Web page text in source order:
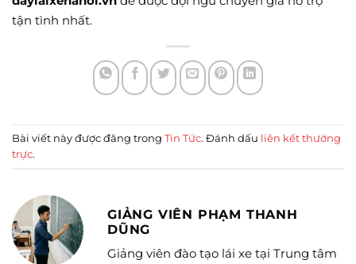
tận tình nhất.
Bài viết này được đăng trong Tin Tức. Đánh dấu liên kết thường
trực.
GIẢNG VIÊN PHẠM THANH
DŨNG
Giảng viên đào tạo lái xe tại Trung tâm